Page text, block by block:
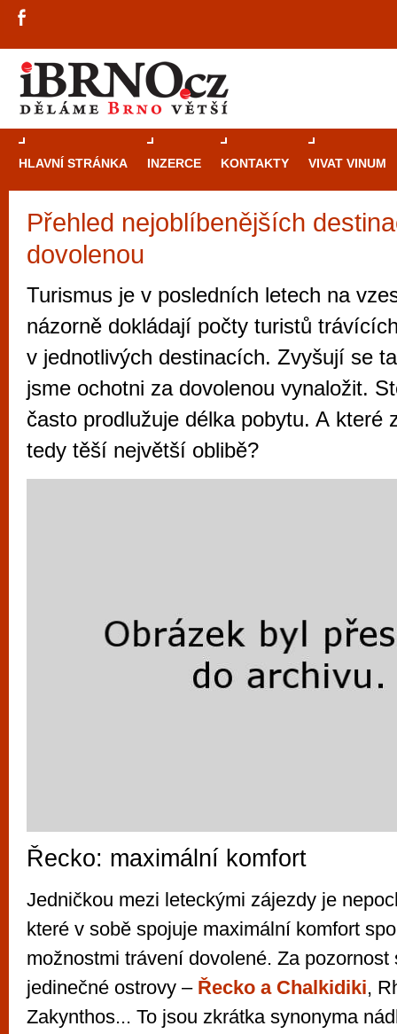
HLAVNÍ STRÁNKA INZERCE KONTAKTY VIVAT VINUM
Přehled nejoblíbenějších
dovolenou
Turismus je v posledních letech na
názorně dokládají počty turistů
v jednotlivých destinacích. Zvyšují se
jsme ochotni za dovolenou vynaložit.
často prodlužuje délka pobytu. A které
tedy těší největší oblibě?
Řecko: maximální komfort
Jedničkou mezi leteckými zájezdy je
které v sobě spojuje maximální komfort
možnostmi trávení dovolené. Za pozornost
jedinečné ostrovy – Řecko a Chalkidiki,
Zakynthos... To jsou zkrátka synonyma
Průvodce
Brno je
zajímavé
restaurace,
Mimo jiné je ale také místem, kde si
vyzkoušet různé kasinové hry. V
metropoli naleznete širokou nabídku her
po moderní automaty jak pro pravidelné
příležitostné hráče. V...